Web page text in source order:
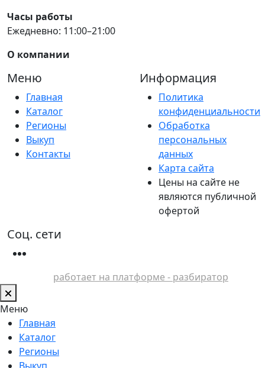
Часы работы
Ежедневно: 11:00–21:00
О компании
Меню
Главная
Каталог
Регионы
Выкуп
Контакты
Информация
Политика
конфиденциальности
Обработка
персональных
данных
Карта сайта
Цены на сайте не
являются публичной
офертой
Соц. сети
работает на платформе - разбиратор
Меню
Главная
Каталог
Регионы